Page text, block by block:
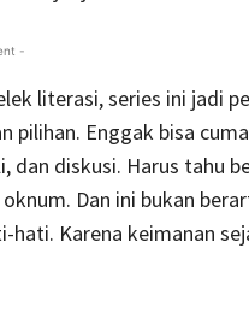
-
literasi, series ini jadi
pilihan. Enggak bisa
dan diskusi. Harus tahu
Dan ini bukan
Karena keimanan